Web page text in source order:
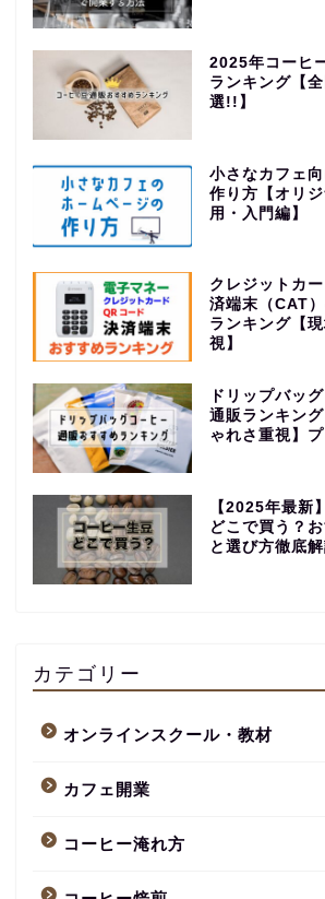
2025年コーヒ
ランキング【
選!!】
小さなカフェ
作り方【オリ
用・入門編】
クレジットカ
済端末（CAT
ランキング【
視】
ドリップバッ
通販ランキン
ゃれさ重視】
【2025年最新
どこで買う？
と選び方徹底
カテゴリー
オンラインスクール・教材
カフェ開業
コーヒー淹れ方
【完全版】小さ
開業準備・必要
コーヒー焙煎